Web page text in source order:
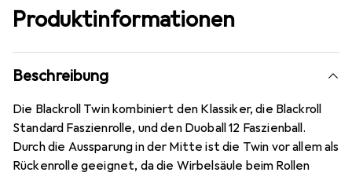
Produktinformationen
Beschreibung
Die Blackroll Twin kombiniert den Klassiker, die Blackroll
Standard Faszienrolle, und den Duoball 12 Faszienball.
Durch die Aussparung in der Mitte ist die Twin vor allem als
Rückenrolle geeignet, da die Wirbelsäule beim Rollen